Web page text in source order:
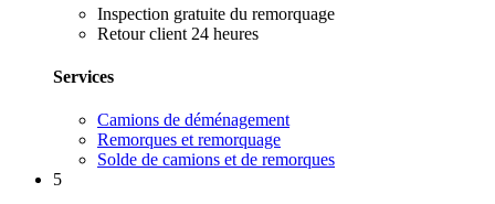
Inspection gratuite du remorquage
Retour client 24 heures
Services
Camions de déménagement
Remorques et remorquage
Solde de camions et de remorques
5